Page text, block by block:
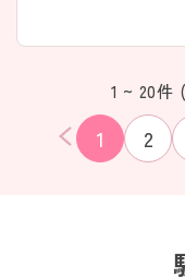
勤務も相談可能 ・残業
がら働けます
き合えます。 ・1施設20
師配置 ・夜間もチーム
環境です
ける
す。 ・がん終末期や神経
上げにも関われるチャ
1 ~ 20件
1 2